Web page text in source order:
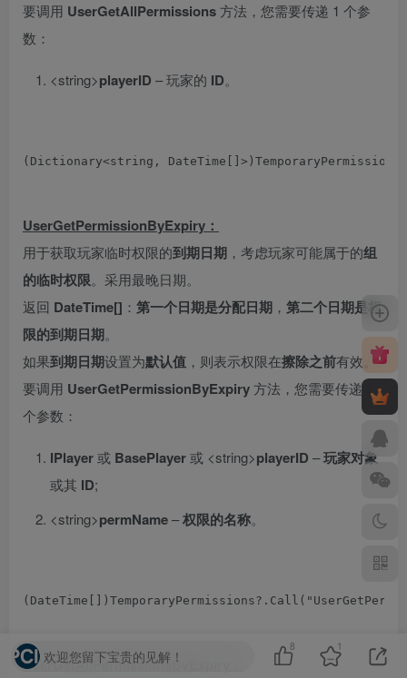
要调用 UserGetAllPermissions方法，您需要传递 1 个参
数：
<string>playerID – 玩家的 ID。
( Dictionary<string , DateTime []>) TemporaryPermissions
UserGetPermissionByExpiry：
用于获取玩家临时权限的到期日期 ，考虑玩家可能属于的组
的临时权限。采用最晚日期。
返回 DateTime[] ： 第一个日期是分配日期 ， 第二个日期是权
限的到期日期。
如果到期日期设置为默认值 ，则表示权限在擦除之前有效。
要调用 UserGetPermissionByExpiry方法，您需要传递 2
个参数：
IPlayer或 BasePlayer或 <string>playerID –玩家对象
或其 ID;
<string>permName–权限的名称。
( DateTime []) TemporaryPermissions?. Call (
UserGetAllPermissionsByExpiry：
欢迎您留下宝贵的见解！
8 1